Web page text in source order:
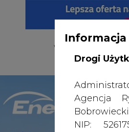
WYDAWCA PORTALU:
Drogi
Agencja
NIP: